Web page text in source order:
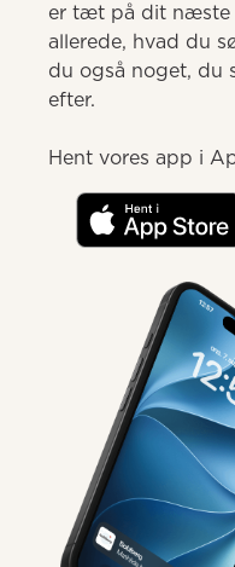
er tæt på dit næste
allerede, hvad du
du også noget, du
efter.
Hent vores app i